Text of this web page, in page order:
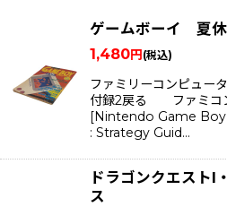
在庫あり
絞り込む
ゲームボーイ 夏休
1,480円 (税込)
ファミリーコンピュー
付録2戻る ファミコ
[Nintendo Game
: Strategy Guid…
ドラゴンクエストI
ス